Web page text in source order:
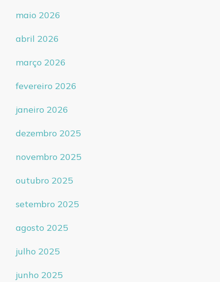
maio 2026
abril 2026
março 2026
fevereiro 2026
janeiro 2026
dezembro 2025
novembro 2025
outubro 2025
setembro 2025
agosto 2025
julho 2025
junho 2025